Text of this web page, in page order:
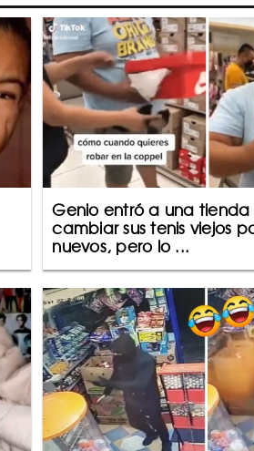
Genio entró a una
cambiar sus tenis viejos
nuevos, pero lo ...